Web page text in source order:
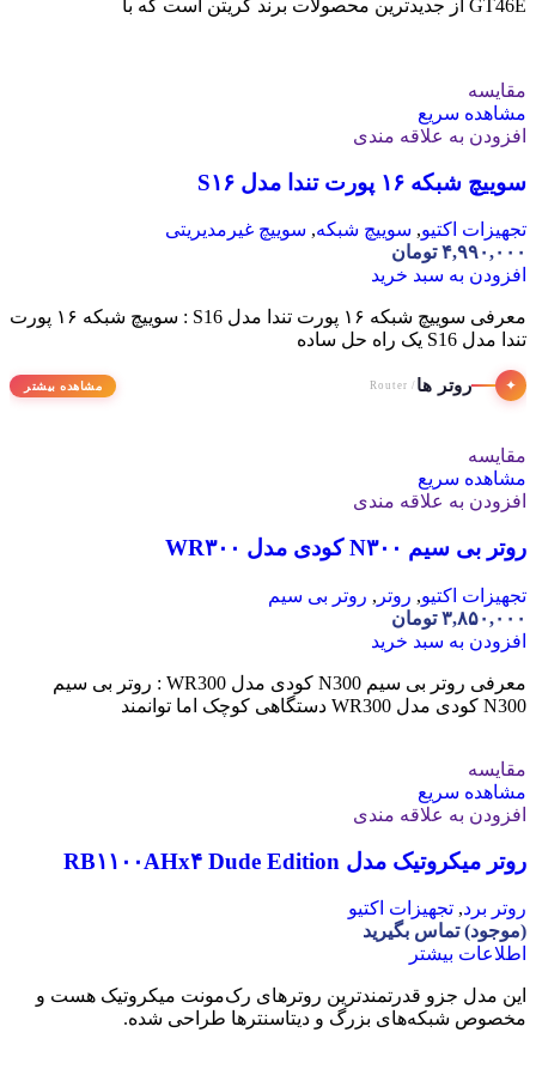
GT46E از جدیدترین محصولات برند گریتن است که با
مقایسه
مشاهده سریع
افزودن به علاقه مندی
سوییچ شبکه ۱۶ پورت تندا مدل S۱۶
تجهیزات اکتیو, سوییچ شبکه, سوییچ غیرمدیریتی
۴,۹۹۰,۰۰۰ تومان
افزودن به سبد خرید
معرفی سوییچ شبکه ۱۶ پورت تندا مدل S16 : سوییچ شبکه ۱۶ پورت
تندا مدل S16 یک راه حل ساده
✦ روتر ها / Router مشاهده بیشتر
مقایسه
مشاهده سریع
افزودن به علاقه مندی
روتر بی سیم N۳۰۰ کودی مدل WR۳۰۰
تجهیزات اکتیو, روتر , روتر بی سیم
۳,۸۵۰,۰۰۰ تومان
افزودن به سبد خرید
معرفی روتر بی سیم N300 کودی مدل WR300 : روتر بی سیم
N300 کودی مدل WR300 دستگاهی کوچک اما توانمند
مقایسه
مشاهده سریع
افزودن به علاقه مندی
روتر میکروتیک مدل RB۱۱۰۰AHx۴ Dude Edition
روتر برد, تجهیزات اکتیو
(موجود) تماس بگیرید
اطلاعات بیشتر
این مدل جزو قدرتمندترین روترهای رک‌مونت میکروتیک هست و
مخصوص شبکه‌های بزرگ و دیتاسنترها طراحی شده.